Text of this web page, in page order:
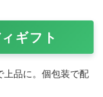
ギフト
上品に。個包装で配